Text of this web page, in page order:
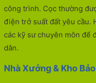
công trình. Cọc thường
điện trở suất đất yêu cầu.
các kỹ sư chuyên môn để
dân.
Nhà Xưởng & Kho